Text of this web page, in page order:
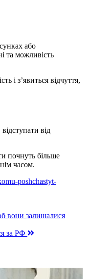
або
та можливість
і з’явиться відчуття,
від
почнуть більше
часом.
poshchastyt-
вони залишалися
за РФ